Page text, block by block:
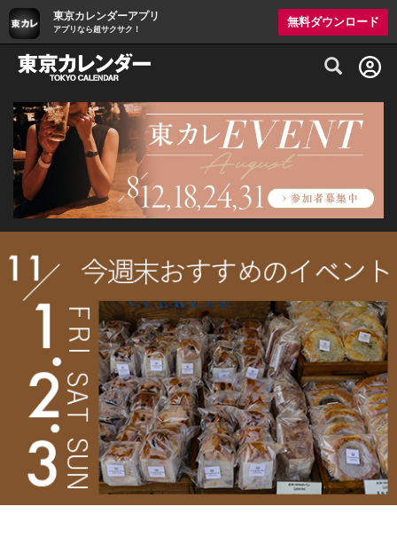
東京カレンダーアプリ
アプリなら超サクサク！
無料ダウンロード
グルメ情報・プレミアムレストラン予約